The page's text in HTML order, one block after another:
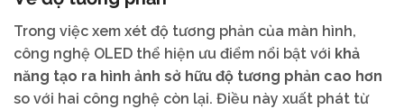
Trong việc xem xét độ tương phản của màn hình,
công nghệ OLED thể hiện ưu điểm nổi bật với khả
năng tạo ra hình ảnh sở hữu độ tương phản cao hơn
so với hai công nghệ còn lại. Điều này xuất phát từ